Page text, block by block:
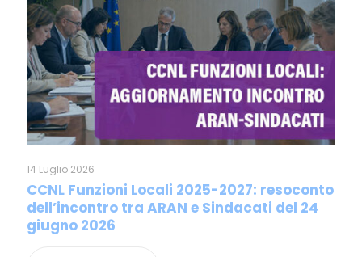
14 Luglio 2026
CCNL Funzioni Locali 2025-2027: resoconto
dell’incontro tra ARAN e Sindacati del 24
giugno 2026